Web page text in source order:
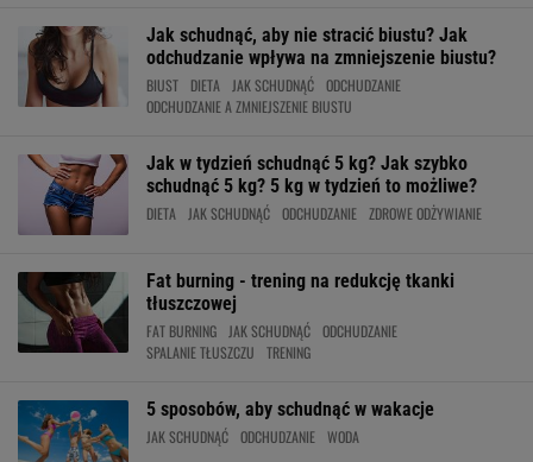
Jak schudnąć, aby nie stracić biustu? Jak
odchudzanie wpływa na zmniejszenie biustu?
BIUST DIETA JAK SCHUDNĄĆ ODCHUDZANIE
ODCHUDZANIE A ZMNIEJSZENIE BIUSTU
Jak w tydzień schudnąć 5 kg? Jak szybko
schudnąć 5 kg? 5 kg w tydzień to możliwe?
DIETA JAK SCHUDNĄĆ ODCHUDZANIE ZDROWE ODŻYWIANIE
Fat burning - trening na redukcję tkanki
tłuszczowej
FAT BURNING JAK SCHUDNĄĆ ODCHUDZANIE
SPALANIE TŁUSZCZU
TRENING
5 sposobów, aby schudnąć w wakacje
JAK SCHUDNĄĆ ODCHUDZANIE WODA